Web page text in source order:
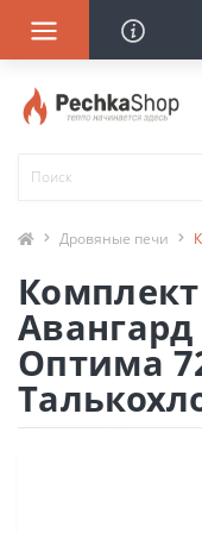
Дровяные печи
Оптима